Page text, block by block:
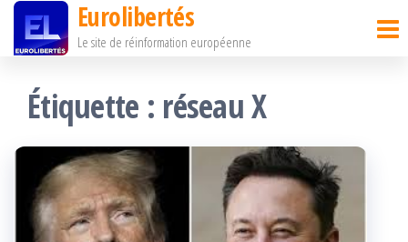
Passer
contenu
Eurolibertés
Le site de réinformation européenne
Étiquette : réseau X